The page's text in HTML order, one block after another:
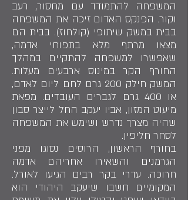
המשפחה להתמודד עם מחסור, רעב
וקור. הפנקס האדום זיכה את המשפחה
בבית במשק שיתופי (קולחוז). בבית הם
מצאו מרתף מלא בתפוחי אדמה,
שאפשרו למשפחה להתקיים במהלך
החורף הקר במינוס ארבעים מעלות.
המשק חילק 200 גרם לחם ליום לאדם,
או 400 גרם לגברים העובדים. מפאת
מיעוט המזון, אביו יעקב החל לייצר סבון
שהיה מצרך נדרש ושימש את המשפחה
לסחר חליפין.
בחורף הראשון, הרוסים נסוגו מפני
הגרמנים והשאירו אחריהם אדמה
חרוכה. עדרי בקר רבים הגיעו לאורל.
המקומיים חשבו שיעקב היהודי הוא